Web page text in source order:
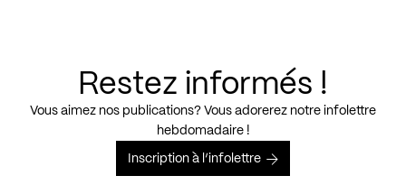
Restez informés !
Vous aimez nos publications? Vous adorerez notre infolettre
hebdomadaire !
Inscription à l’infolettre